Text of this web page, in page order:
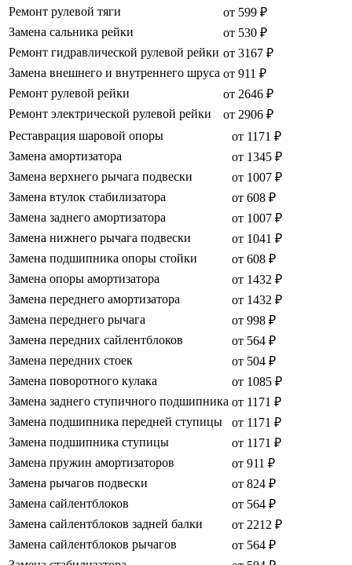
Ремонт рулевой тяги
от 599 ₽
Замена сальника рейки
от 530 ₽
Ремонт гидравлической рулевой рейки от 3167 ₽
Замена внешнего и внутреннего шруса от 911 ₽
Ремонт рулевой рейки
от 2646 ₽
Ремонт электрической рулевой рейки
от 2906 ₽
Реставрация шаровой опоры
от 1171 ₽
Замена амортизатора
от 1345 ₽
Замена верхнего рычага подвески
от 1007 ₽
Замена втулок стабилизатора
от 608 ₽
Замена заднего амортизатора
от 1007 ₽
Замена нижнего рычага подвески
от 1041 ₽
Замена подшипника опоры стойки
от 608 ₽
Замена опоры амортизатора
от 1432 ₽
Замена переднего амортизатора
от 1432 ₽
Замена переднего рычага
от 998 ₽
Замена передних сайлентблоков
от 564 ₽
Замена передних стоек
от 504 ₽
Замена поворотного кулака
от 1085 ₽
Замена заднего ступичного подшипника от 1171 ₽
Замена подшипника передней ступицы
от 1171 ₽
Замена подшипника ступицы
от 1171 ₽
Замена пружин амортизаторов
от 911 ₽
Замена рычагов подвески
от 824 ₽
Замена сайлентблоков
от 564 ₽
Замена сайлентблоков задней балки
от 2212 ₽
Замена сайлентблоков рычагов
от 564 ₽